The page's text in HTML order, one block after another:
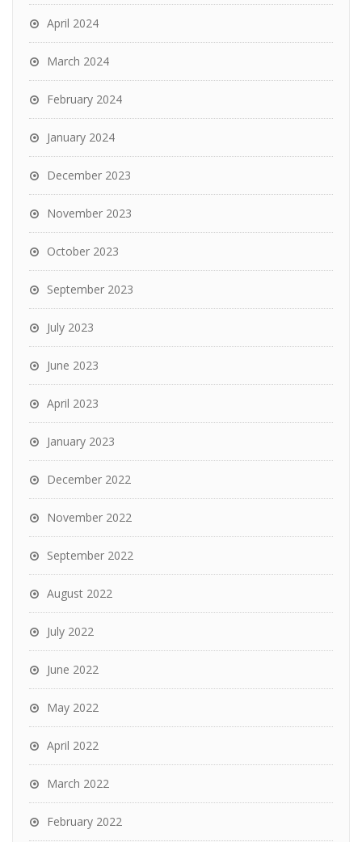
April 2024
March 2024
February 2024
January 2024
December 2023
November 2023
October 2023
September 2023
July 2023
June 2023
April 2023
January 2023
December 2022
November 2022
September 2022
August 2022
July 2022
June 2022
May 2022
April 2022
March 2022
February 2022